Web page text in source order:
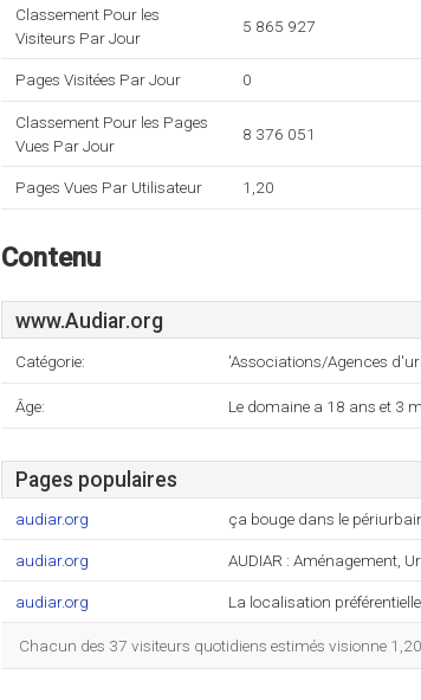
Classement Pour les
Visiteurs Par Jour
5 865 927
Pages Visitées Par Jour 0
Classement Pour les Pages
Vues Par Jour
8 376 051
Pages Vues Par Utilisateur 1,20
Contenu
www.Audiar.org
Catégorie: 'Associations/Agences
Âge: Le domaine a 18 ans et 3
Pages populaires
audiar.org ça bouge dans le
audiar.org AUDIAR : Aménagement,
audiar.org La localisation
Chacun des 37 visiteurs quotidiens estimés visionne